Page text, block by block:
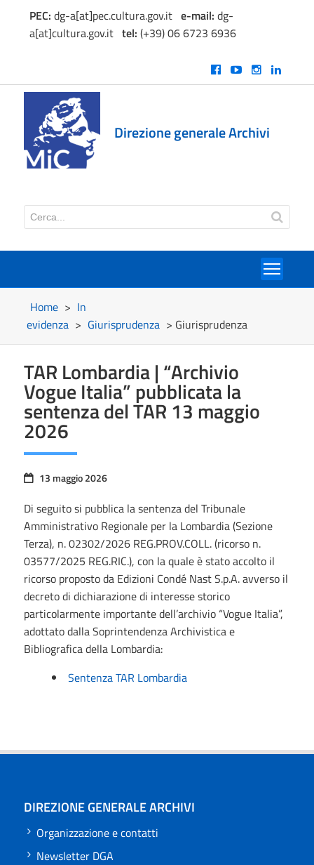
PEC: dg-a[at]pec.cultura.gov.ite-mail: dg-
a[at]cultura.gov.ittel: (+39) 06 6723 6936
Direzione generale Archivi
Home > In
evidenza > Giurisprudenza > Giurisprudenza
TAR Lombardia | “Archivio
Vogue Italia” pubblicata la
sentenza del TAR 13 maggio
2026
13 maggio 2026
Di seguito si pubblica la sentenza del Tribunale
Amministrativo Regionale per la Lombardia (Sezione
Terza), n. 02302/2026 REG.PROV.COLL. (ricorso n.
03577/2025 REG.RIC.), con la quale è stato accolto il
ricorso proposto da Edizioni Condé Nast S.p.A. avverso il
decreto di dichiarazione di interesse storico
particolarmente importante dell’archivio “Vogue Italia”,
adottato dalla Soprintendenza Archivistica e
Bibliografica della Lombardia:
Sentenza TAR Lombardia
DIREZIONE GENERALE ARCHIVI
Organizzazione e contatti
Newsletter DGA